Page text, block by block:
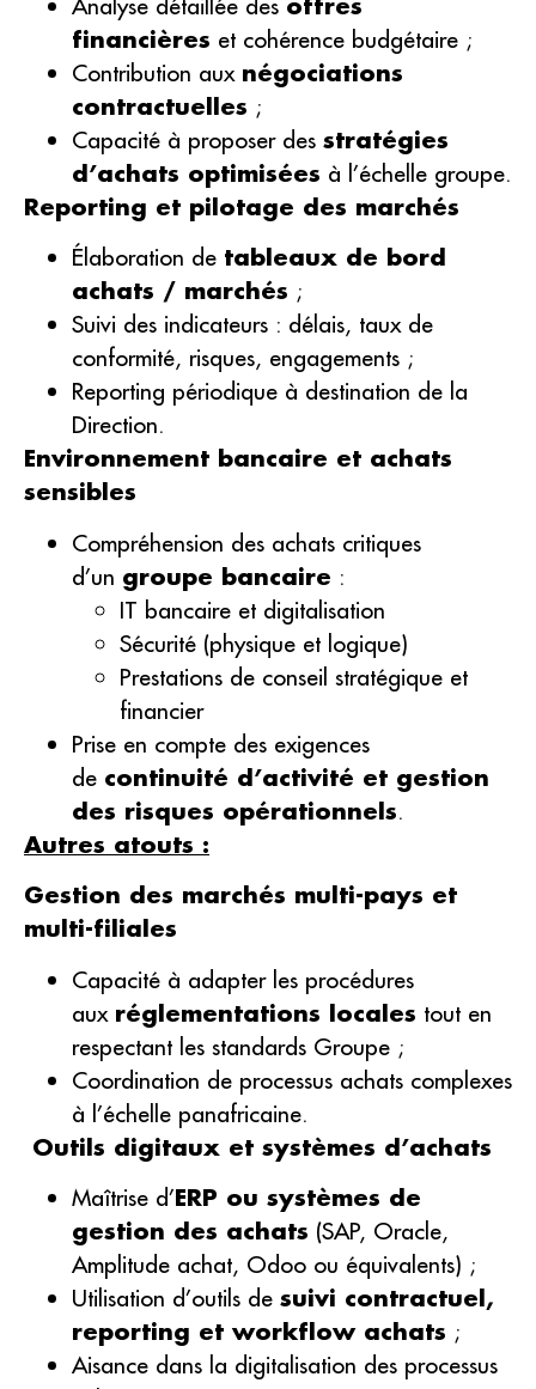
financières et cohérence budgétaire ;
Contribution aux négociations
contractuelles ;
Capacité à proposer des stratégies
d’achats optimisées à l’échelle groupe.
Reporting et pilotage des marchés
Élaboration de tableaux de bord
achats / marchés ;
Suivi des indicateurs : délais, taux de
conformité, risques, engagements ;
Reporting périodique à destination de la
Direction.
Environnement bancaire et achats
sensibles
Compréhension des achats critiques
d’un groupe bancaire :
IT bancaire et digitalisation
Sécurité (physique et logique)
Prestations de conseil stratégique et
financier
Prise en compte des exigences
de continuité d’activité et gestion
des risques opérationnels.
Autres atouts :
Gestion des marchés multi-pays et
multi-filiales
Capacité à adapter les procédures
aux réglementations locales tout en
respectant les standards Groupe ;
Coordination de processus achats complexes
à l’échelle panafricaine.
Outils digitaux et systèmes d’achats
Maîtrise d’ERP ou systèmes de
gestion des achats (SAP, Oracle,
Amplitude achat, Odoo ou équivalents) ;
Utilisation d’outils de suivi contractuel,
reporting et workflow achats ;
Aisance dans la digitalisation des processus